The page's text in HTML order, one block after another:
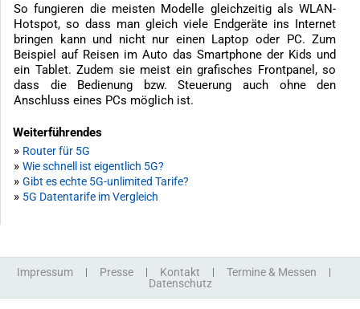
So fungieren die meisten Modelle gleichzeitig als WLAN-
Hotspot, so dass man gleich viele Endgeräte ins Internet
bringen kann und nicht nur einen Laptop oder PC. Zum
Beispiel auf Reisen im Auto das Smartphone der Kids und
ein Tablet. Zudem sie meist ein grafisches Frontpanel, so
dass die Bedienung bzw. Steuerung auch ohne den
Anschluss eines PCs möglich ist.
Weiterführendes
» Router für 5G
» Wie schnell ist eigentlich 5G?
» Gibt es echte 5G-unlimited Tarife?
» 5G Datentarife im Vergleich
Impressum Presse Kontakt
Termine & Messen
Datenschutz